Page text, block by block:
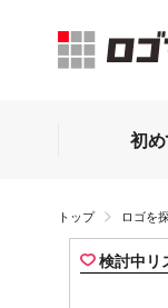
初
トップ ロゴを
検討中リ